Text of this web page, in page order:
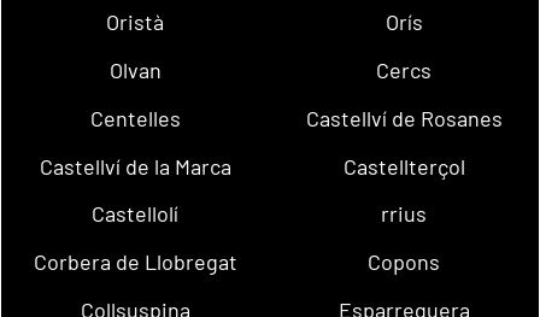
Oristà
Orís
Olvan
Cercs
Centelles
Castellví de Rosanes
Castellví de la Marca
Castellterçol
Castellolí
rrius
Corbera de Llobregat
Copons
Collsuspina
Esparreguera